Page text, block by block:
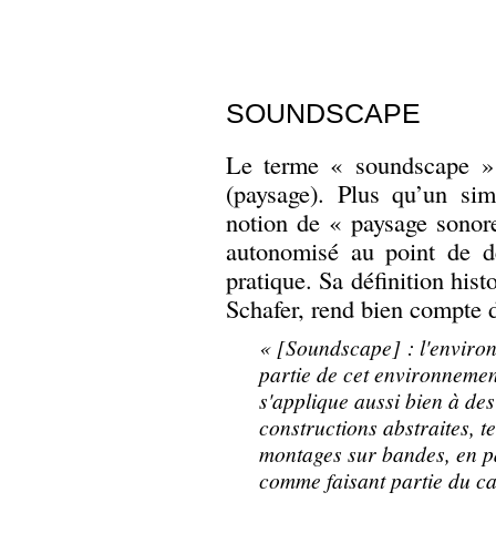
SOUNDSCAPE
Le terme « soundscape
(paysage). Plus qu’un
notion de « paysage
autonomisé au point de
pratique. Sa définition
Schafer, rend bien compte
« [Soundscape] :
partie de cet
s'applique aussi bien à
constructions abstraites,
montages sur bandes, en
comme faisant partie du